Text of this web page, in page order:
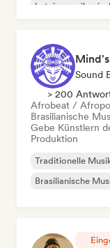
Sound
> 200
Afrobeat /
Brasilianische
Gebe Künstlern
Produktion
Traditionelle
Brasilianische